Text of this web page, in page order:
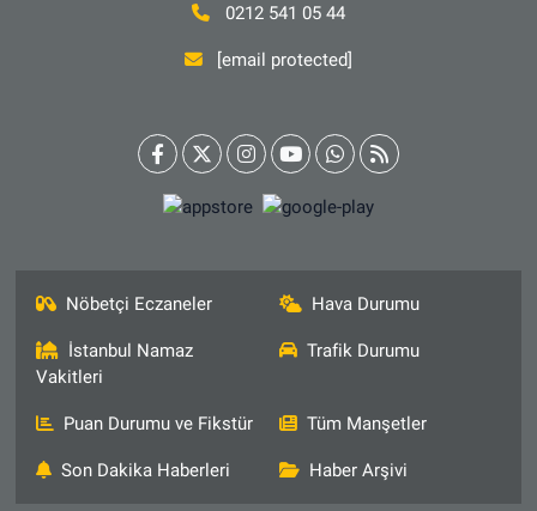
0212 541 05 44
[email protected]
Nöbetçi Eczaneler Hava Durumu
İstanbul Namaz
Vakitleri
Trafik Durumu
Puan Durumu ve Fikstür Tüm Manşetler
Son Dakika Haberleri Haber Arşivi